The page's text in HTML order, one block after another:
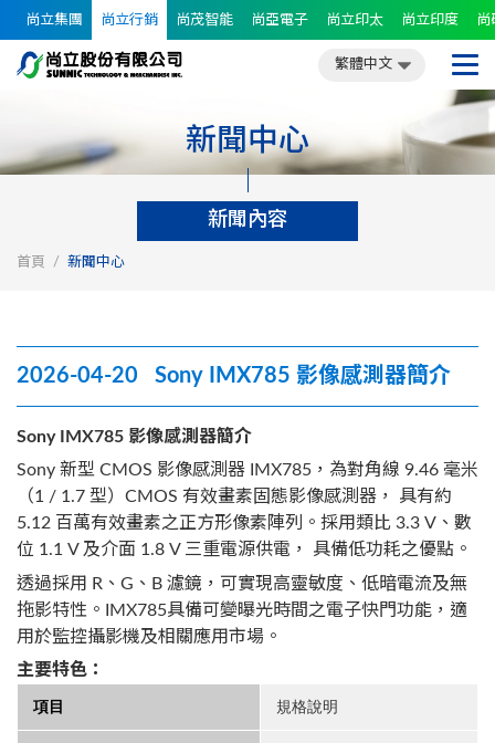
尚立集團 尚立行銷 尚茂智能 尚亞電子 尚立印太 尚立印度 尚
繁體中文
新聞中心
新聞內容
首頁 新聞中心
2026-04-20 Sony IMX785 影像感測器簡介
Sony IMX785 影像感測器簡介
Sony 新型 CMOS 影像感測器 IMX785，為對角線 9.46 毫米
（1 / 1.7 型）CMOS 有效畫素固態影像感測器， 具有約
5.12 百萬有效畫素之正方形像素陣列。採用類比 3.3 V、數
位 1.1 V 及介面 1.8 V 三重電源供電， 具備低功耗之優點。
透過採用 R、G、B 濾鏡，可實現高靈敏度、低暗電流及無
拖影特性。IMX785具備可變曝光時間之電子快門功能，適
用於監控攝影機及相關應用市場。
主要特色：
項目 規格說明